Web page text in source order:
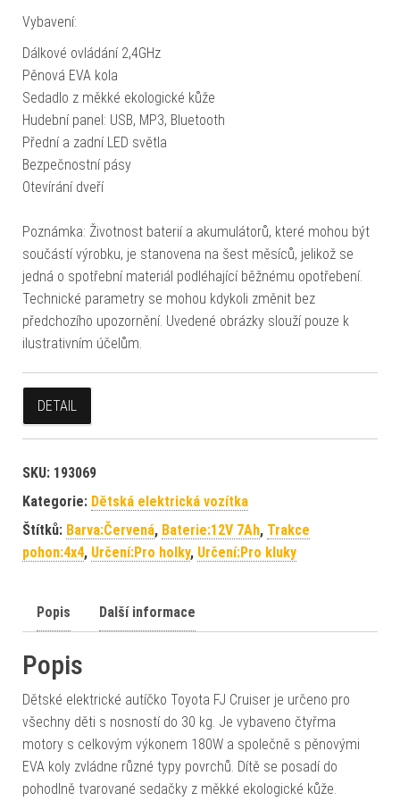
Vybavení:
Dálkové ovládání 2,4GHz
Pěnová EVA kola
Sedadlo z měkké ekologické kůže
Hudební panel: USB, MP3, Bluetooth
Přední a zadní LED světla
Bezpečnostní pásy
Otevírání dveří
Poznámka: Životnost baterií a akumulátorů, které mohou být
součástí výrobku, je stanovena na šest měsíců, jelikož se
jedná o spotřební materiál podléhající běžnému opotřebení.
Technické parametry se mohou kdykoli změnit bez
předchozího upozornění. Uvedené obrázky slouží pouze k
ilustrativním účelům.
DETAIL
SKU: 193069
Kategorie: Dětská elektrická vozítka
Štítků: Barva:Červená, Baterie:12V 7Ah, Trakce
pohon:4x4, Určení:Pro holky, Určení:Pro kluky
Popis Další informace
Popis
Dětské elektrické autíčko Toyota FJ Cruiser je určeno pro
všechny děti s nosností do 30 kg. Je vybaveno čtyřma
motory s celkovým výkonem 180W a společně s pěnovými
EVA koly zvládne různé typy povrchů. Dítě se posadí do
pohodlně tvarované sedačky z měkké ekologické kůže.